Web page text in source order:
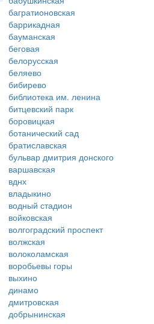
багратионовская
баррикадная
бауманская
беговая
белорусская
беляево
бибирево
библиотека им. ленина
битцевский парк
боровицкая
ботанический сад
братиславская
бульвар дмитрия донского
варшавская
вднх
владыкино
водный стадион
войковская
волгоградский проспект
волжская
волоколамская
воробьевы горы
выхино
динамо
дмитровская
добрынинская